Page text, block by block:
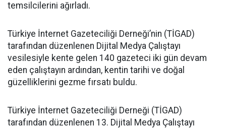
temsilcilerini ağırladı.
Türkiye İnternet Gazeteciliği Derneği’nin (TİGAD)
tarafından düzenlenen Dijital Medya Çalıştayı
vesilesiyle kente gelen 140 gazeteci iki gün devam
eden çalıştayın ardından, kentin tarihi ve doğal
güzelliklerini gezme fırsatı buldu.
Türkiye İnternet Gazeteciliği Derneği (TİGAD)
tarafından düzenlenen 13. Dijital Medya Çalıştayı